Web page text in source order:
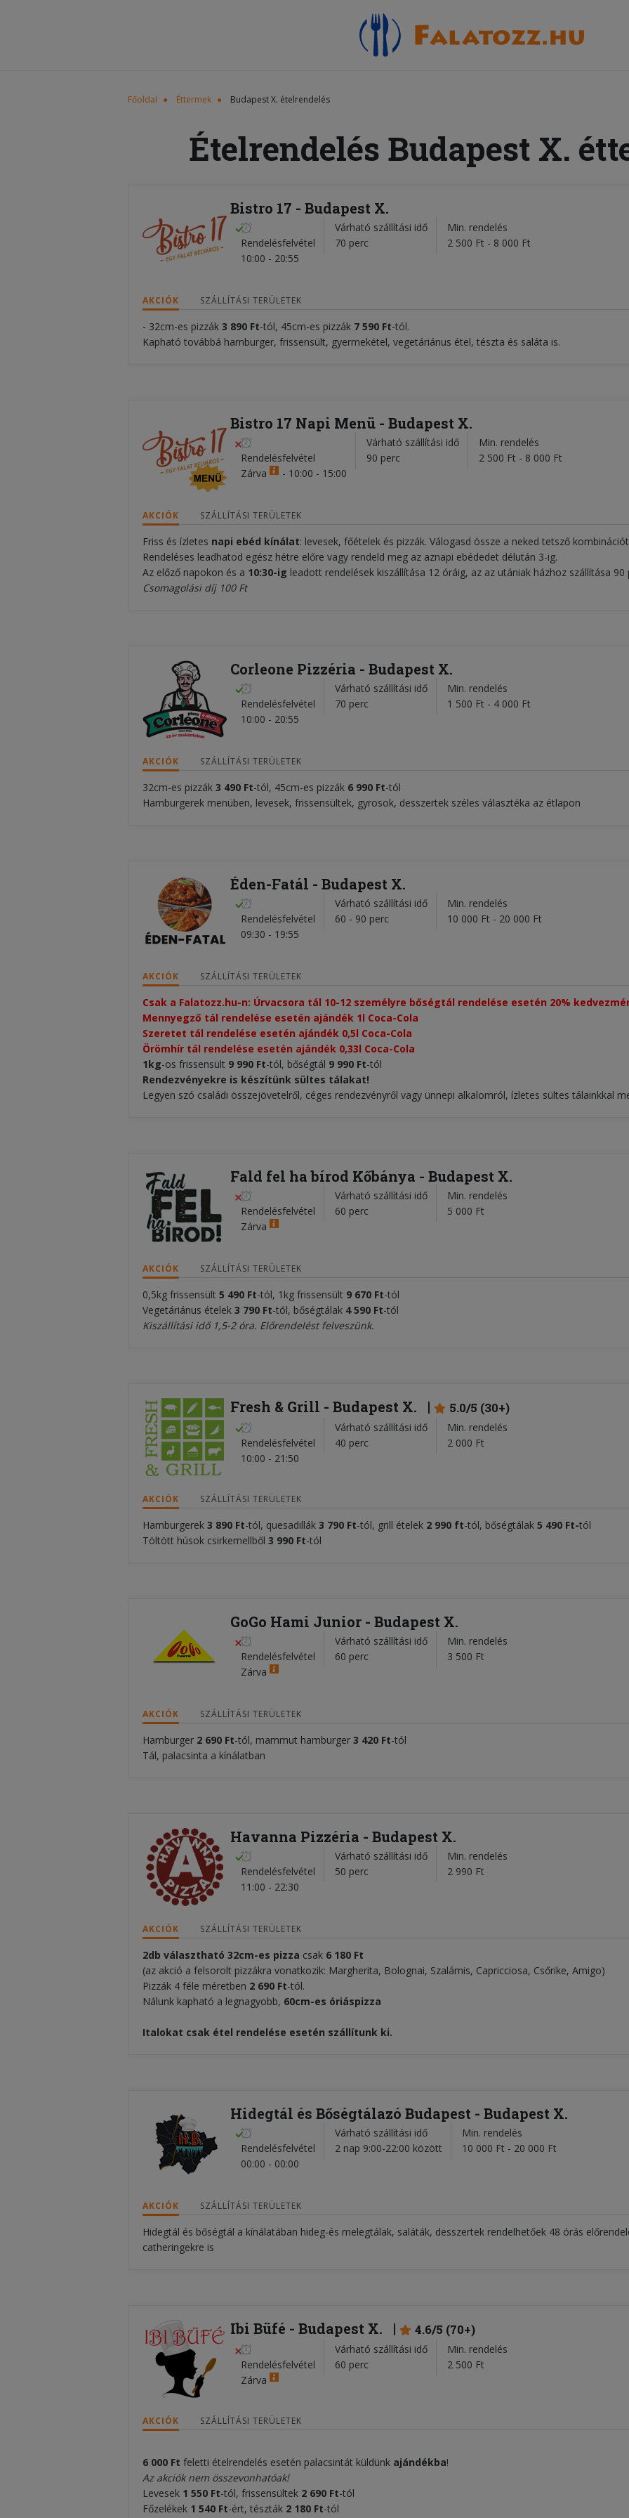
Főoldal Éttermek Budapest X. ételrendelés
Ételrendelés Budapest X.
Bistro 17 - Budapest X.
Rendelésfelvétel
10:00 - 20:55
Várható szállítási idő
70 perc
Min. rendelés
2 500 Ft - 8 000 Ft
AKCIÓK SZÁLLÍTÁSI TERÜLETEK
- 32cm-es pizzák 3 890 Ft-tól, 45cm-es pizzák 7 590 Ft-tól.
Kapható továbbá hamburger, frissensült, gyermekétel, vegetáriánus étel, tészta és saláta is.
Bistro 17 Napi Menü - Budapest X.
Rendelésfelvétel
Zárva
- 10:00 - 15:00
Várható szállítási idő
90 perc
Min. rendelés
2 500 Ft - 8 000 Ft
AKCIÓK SZÁLLÍTÁSI TERÜLETEK
Friss és ízletes napi ebéd kínálat: levesek, főételek és pizzák. Válogasd össze a neked tetsző
Rendeléses leadhatod egész hétre előre vagy rendeld meg az aznapi ebédedet délután 3-ig.
Az előző napokon és a 10:30-ig leadott rendelések kiszállítása 12 óráig, az az utániak házhoz szállítása
Csomagolási díj 100 Ft
Corleone Pizzéria - Budapest X.
Rendelésfelvétel
10:00 - 20:55
Várható szállítási idő
70 perc
Min. rendelés
1 500 Ft - 4 000 Ft
AKCIÓK SZÁLLÍTÁSI TERÜLETEK
32cm-es pizzák 3 490 Ft-tól, 45cm-es pizzák 6 990 Ft-tól
Hamburgerek menüben, levesek, frissensültek, gyrosok, desszertek széles választéka az étlapon
Éden-Fatál - Budapest X.
Rendelésfelvétel
09:30 - 19:55
Várható szállítási idő
60 - 90 perc
Min. rendelés
10 000 Ft - 20 000 Ft
AKCIÓK SZÁLLÍTÁSI TERÜLETEK
Csak a Falatozz.hu-n: Úrvacsora tál 10-12 személyre bőségtál rendelése esetén 20%
Mennyegző tál rendelése esetén ajándék 1l Coca-Cola
Szeretet tál rendelése esetén ajándék 0,5l Coca-Cola
Örömhír tál rendelése esetén ajándék 0,33l Coca-Cola
1kg-os frissensült 9 990 Ft-tól, bőségtál 9 990 Ft-tól
Rendezvényekre is készítünk sültes tálakat!
Legyen szó családi összejövetelről, céges rendezvényről vagy ünnepi alkalomról, ízletes sültes tálainkkal
Fald fel ha bírod Kőbánya - Budapest X.
Rendelésfelvétel
Zárva
Várható szállítási idő
60 perc
Min. rendelés
5 000 Ft
AKCIÓK SZÁLLÍTÁSI TERÜLETEK
0,5kg frissensült 5 490 Ft-tól, 1kg frissensült 9 670 Ft-tól
Vegetáriánus ételek 3 790 Ft-tól, bőségtálak 4 590 Ft-tól
Kiszállítási idő 1,5-2 óra. Előrendelést felveszünk.
Fresh & Grill - Budapest X. 5.0/5 (30+)
Rendelésfelvétel
10:00 - 21:50
Várható szállítási idő
40 perc
Min. rendelés
2 000 Ft
AKCIÓK SZÁLLÍTÁSI TERÜLETEK
Hamburgerek 3 890 Ft-tól, quesadillák 3 790 Ft-tól, grill ételek 2 990 ft-tól, bőségtálak 5 490 Ft-tól
Töltött húsok csirkemellből 3 990 Ft-tól
GoGo Hami Junior - Budapest X.
Rendelésfelvétel
Zárva
Várható szállítási idő
60 perc
Min. rendelés
3 500 Ft
AKCIÓK SZÁLLÍTÁSI TERÜLETEK
Hamburger 2 690 Ft-tól, mammut hamburger 3 420 Ft-tól
Tál, palacsinta a kínálatban
Havanna Pizzéria - Budapest X.
Rendelésfelvétel
11:00 - 22:30
Várható szállítási idő
50 perc
Min. rendelés
2 990 Ft
AKCIÓK SZÁLLÍTÁSI TERÜLETEK
2db választható 32cm-es pizza csak 6 180 Ft
(az akció a felsorolt pizzákra vonatkozik: Margherita, Bolognai, Szalámis, Capricciosa, Csőrike, Amigo)
Pizzák 4 féle méretben 2 690 Ft-tól.
Nálunk kapható a legnagyobb, 60cm-es óriáspizza
Italokat csak étel rendelése esetén szállítunk ki.
Hidegtál és Bőségtálazó Budapest - Budapest X.
Rendelésfelvétel
00:00 - 00:00
Várható szállítási idő
2 nap 9:00-22:00 között
Min. rendelés
10 000 Ft - 20 000 Ft
AKCIÓK SZÁLLÍTÁSI TERÜLETEK
Hidegtál és bőségtál a kínálatában hideg-és melegtálak, saláták, desszertek rendelhetőek 48 órás
catheringekre is
Ibi Büfé - Budapest X. 4.6/5 (70+)
Rendelésfelvétel
Zárva
Várható szállítási idő
60 perc
Min. rendelés
2 500 Ft
AKCIÓK SZÁLLÍTÁSI TERÜLETEK
6 000 Ft feletti ételrendelés esetén palacsintát küldünk ajándékba!
Az akciók nem összevonhatóak!
Levesek 1 550 Ft-tól, frissensültek 2 690 Ft-tól
Főzelékek 1 540 Ft-ért, tészták 2 180 Ft-tól